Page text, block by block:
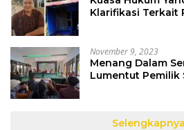
Klarifikasi Terkait
November 9, 2023
Menang Dalam
Lumentut Pemilik
Selengkapnya